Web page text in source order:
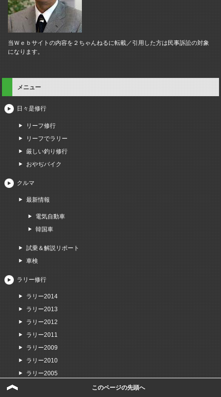
当Ｗｅｂサイトの内容を２ちゃんねるに転載／引用した方は民事訴訟の対象
になります。
メニュー
日々是修行
リーフ修行
リーフでラリー
厳しい釣り修行
おやぢバイク
クルマ
最新情報
電気自動車
韓国車
試乗＆解説リポート
車検
ラリー修行
ラリー2014
ラリー2013
ラリー2012
ラリー2011
ラリー2009
ラリー2010
ラリー2005
このページの先頭へ